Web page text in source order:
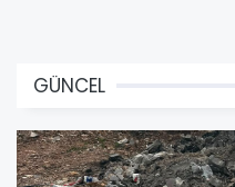
GÜNCEL